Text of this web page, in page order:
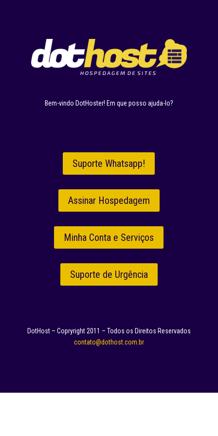
Bem-vindo DotHoster! Em que posso ajuda-lo?
Suporte Whatsapp!
Assinar Hospedagem
Minha Conta e Serviços
Suporte de Urgência
DotHost – Copryright 2011 – Todos os Direitos Reservados
contato@dothost.com.br